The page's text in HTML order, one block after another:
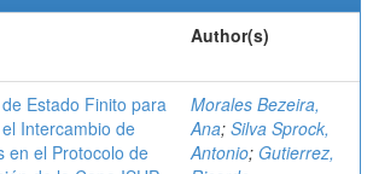
Author(s)
Estado Finito para
Intercambio de
en el Protocolo de
Morales Bezeira,
Ana; Silva Sprock,
Antonio; Gutierrez,